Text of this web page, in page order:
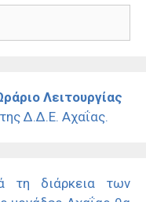
Λειτουργίας
της Δ.Δ.Ε. Αχαΐας.
τη διάρκεια των